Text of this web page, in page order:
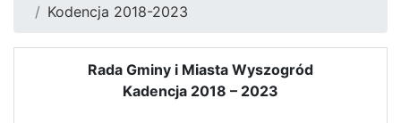
Kodencja 2018-2023
Rada Gminy i Miasta Wyszogród
Kadencja 2018 – 2023